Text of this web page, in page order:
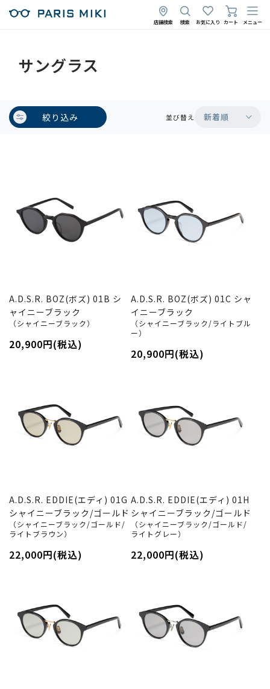
店舗検索 検索 お気に入り カート メニュー
サングラス
絞り込み 並び替え 新着順
A.D.S.R. BOZ(ボズ) 01B シ
ャイニーブラック
（シャイニーブラック）
20,900円(税込)
A.D.S.R. BOZ(ボズ) 01C シャ
イニーブラック
（シャイニーブラック/ライトブル
ー）
20,900円(税込)
A.D.S.R. EDDIE(エディ) 01G
シャイニーブラック/ゴールド
（シャイニーブラック/ゴールド/
ライトブラウン）
22,000円(税込)
A.D.S.R. EDDIE(エディ) 01H
シャイニーブラック/ゴールド
（シャイニーブラック/ゴールド/
ライトグレー）
22,000円(税込)